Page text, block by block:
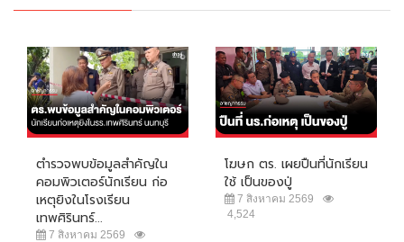
ตำรวจพบข้อมูลสำคัญใน
คอมพิวเตอร์นักเรียน ก่อ
เหตุยิงในโรงเรียน
เทพศิรินทร์...
7 สิงหาคม 2569
โฆษก ตร. เผยปืนที่นักเรียน
ใช้ เป็นของปู่
7 สิงหาคม 2569
4,524